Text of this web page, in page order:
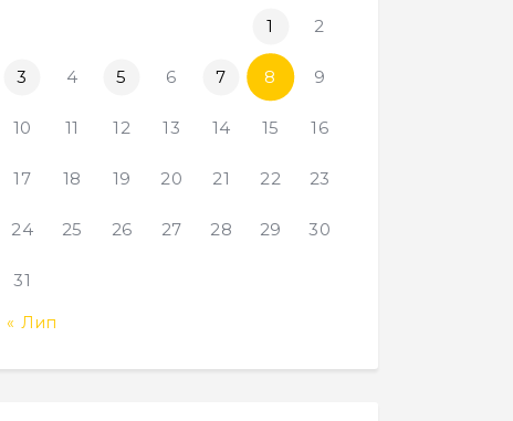
1 2
3 4 5 6 7 8 9
10 11 12 13 14 15 16
17 18 19 20 21 22 23
24 25 26 27 28 29 30
31
« Лип